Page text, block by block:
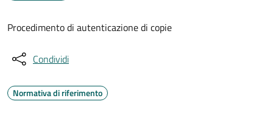
Procedimento di autenticazione di copie
Condividi
Normativa di riferimento